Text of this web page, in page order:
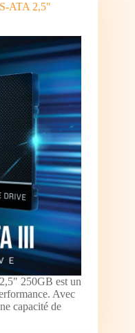
ATA 2,5″
250GB est un
Avec
capacité de